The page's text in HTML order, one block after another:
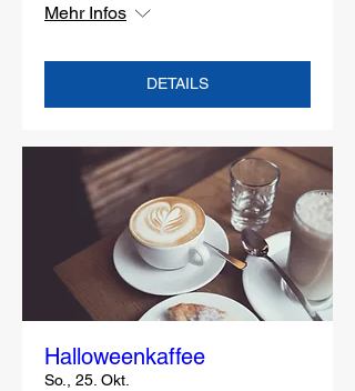
Mehr Infos
DETAILS
Halloweenkaffee
So., 25. Okt.